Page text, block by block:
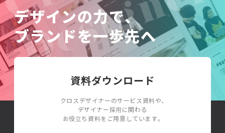
デザインの力で、
ブランドを一歩先へ
資料ダウンロード
クロスデザイナーのサービス資料や、
デザイナー採用に関わる
お役立ち資料をご用意しています。